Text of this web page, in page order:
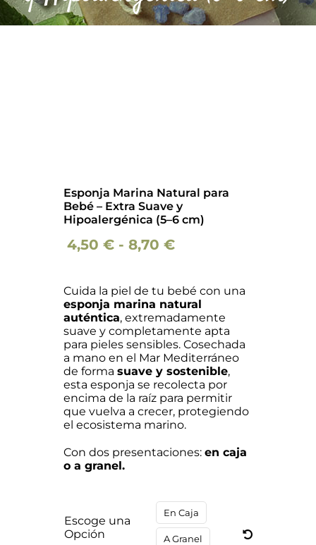
Barba
Esponja Marina Natural para
Bebé – Extra Suave y
Hipoalergénica (5–6 cm)
4,50 € - 8,70 €Rango
precios:
desde
4,50 €
hasta
8,70 €
Cuida la piel de tu bebé con una
esponja marina natural
auténtica, extremadamente
suave y completamente apta
para pieles sensibles. Cosechada
a mano en el Mar Mediterráneo
de forma suave y sostenible,
esta esponja se recolecta por
encima de la raíz para permitir
que vuelva a crecer, protegiendo
el ecosistema marino.
Con dos presentaciones: en caja
o a granel.
Escoge una
Opción
En Caja
A Granel